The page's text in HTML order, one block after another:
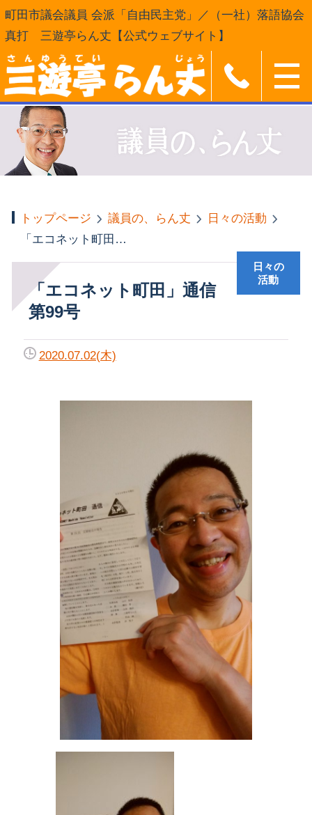
町田市議会議員 会派「自由民主党」／（一社）落語協会
真打 三遊亭らん丈【公式ウェブサイト】
トップページ 議員の、らん丈
日々の活動
「エコネット町田」通信第99号
「エコネット町田」通信
第99号
日々の
活動
2020.07.02(木)